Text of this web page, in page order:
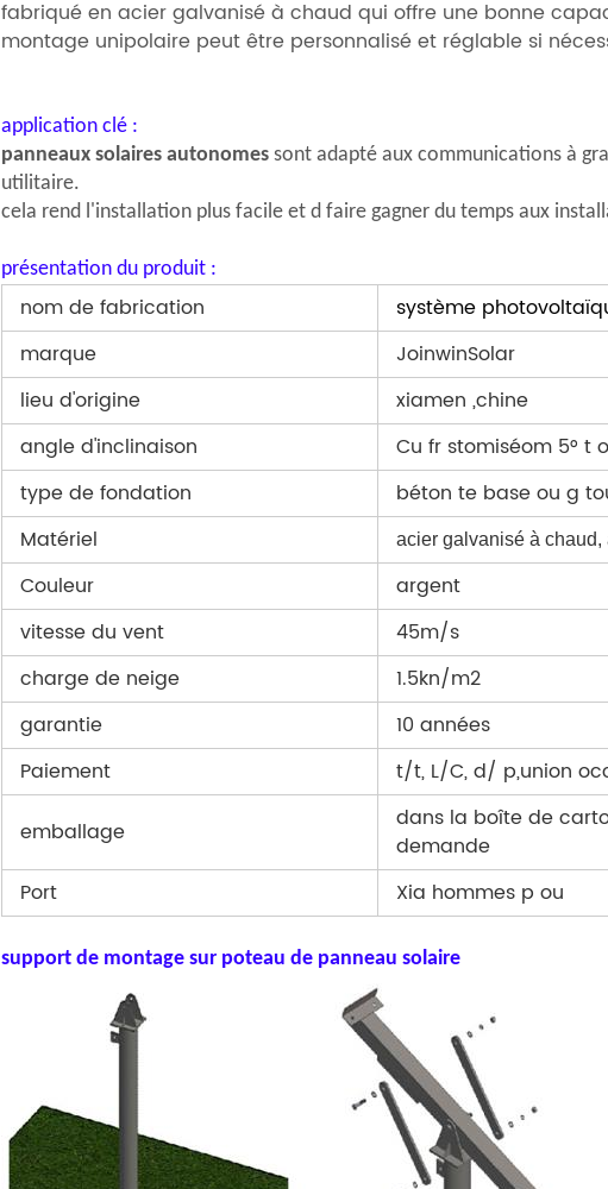
fabriqué en acier galvanisé à chaud qui offre une bonne
montage unipolaire peut être personnalisé et réglable si
application clé :
panneaux solaires autonomessontadapté aux communications à
utilitaire.
cela rend l'installation plus facile etd faire gagner du temps aux
présentation du produit :
nom de fabrication
système
marque
JoinwinSolar
lieu d'origine
xiamen ,chine
angle d'inclinaison
Cu fr stomiséom5° t
type de fondation
béton te base ou g
Matériel
acier galvanisé à chaud,
Couleur
argent
vitesse du vent
45m/s
charge de neige
1.5kn/m2
garantie
10 années
Paiement
t/t, L/C, d/ p,union
emballage
dans la boîte de
demande
Port
Xia hommes p ou
support de montage sur poteau de panneau solaire